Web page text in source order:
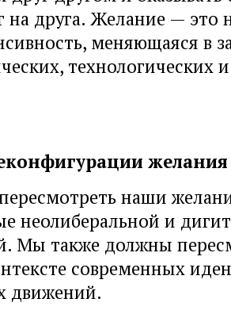
на друга. Желание — это
меняющаяся в
технологических
желания
наши
неолиберальной и
Мы также должны
современных
движений.